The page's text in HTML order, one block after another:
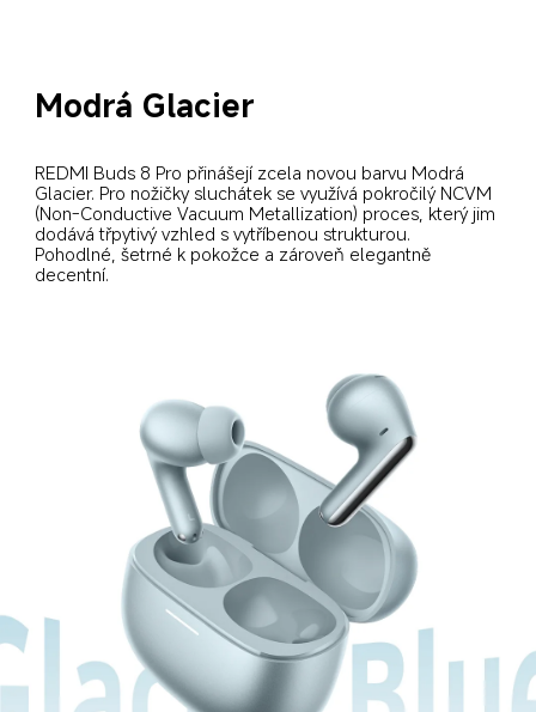
Modrá Glacier
REDMI Buds 8 Pro přinášejí zcela novou barvu Modrá
Glacier. Pro nožičky sluchátek se využívá pokročilý NCVM
(Non-Conductive Vacuum Metallization) proces, který jim
dodává třpytivý vzhled s vytříbenou strukturou.
Pohodlné, šetrné k pokožce a zároveň elegantně
decentní.